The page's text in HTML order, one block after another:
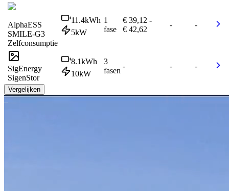
AlphaESS
SMILE-G3
Zelfconsumptie
11.4kWh
5kW
1
fase
€ 39,12 -
€ 42,62
- -
SigEnergy
SigenStor
8.1kWh
10kW
3
fasen
- - -
Vergelijken